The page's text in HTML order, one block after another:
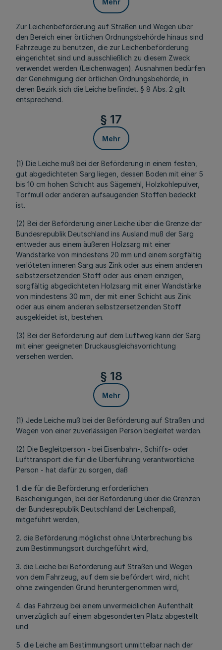
Zur Leichenbeförderung auf Straßen und Wegen über
den Bereich einer örtlichen Ordnungsbehörde hinaus sind
Fahrzeuge zu benutzen, die zur Leichenbeförderung
eingerichtet sind und ausschließlich zu diesem Zweck
verwendet werden (Leichenwagen). Ausnahmen bedürfen
der Genehmigung der örtlichen Ordnungsbehörde, in
deren Bezirk sich die Leiche befindet. § 8 Abs. 2 gilt
entsprechend.
§ 17
Mehr
(1) Die Leiche muß bei der Beförderung in einem festen,
gut abgedichteten Sarg liegen, dessen Boden mit einer 5
bis 10 cm hohen Schicht aus Sägemehl, Holzkohlepulver,
Torfmull oder anderen aufsaugenden Stoffen bedeckt
ist.
(2) Bei der Beförderung einer Leiche über die Grenze der
Bundesrepublik Deutschland ins Ausland muß der Sarg
entweder aus einem äußeren Holzsarg mit einer
Wandstärke von mindestens 20 mm und einem sorgfältig
verlöteten inneren Sarg aus Zink oder aus einem anderen
selbstzersetzenden Stoff oder aus einem einzigen,
sorgfältig abgedichteten Holzsarg mit einer Wandstärke
von mindestens 30 mm, der mit einer Schicht aus Zink
oder aus einem anderen selbstzersetzenden Stoff
ausgekleidet ist, bestehen.
(3) Bei der Beförderung auf dem Luftweg kann der Sarg
mit einer geeigneten Druckausgleichsvorrichtung
versehen werden.
§ 18
Mehr
(1) Jede Leiche muß bei der Beförderung auf Straßen und
Wegen von einer zuverlässigen Person begleitet werden.
(2) Die Begleitperson - bei Eisenbahn-, Schiffs- oder
Lufttransport die für die Überführung verantwortliche
Person - hat dafür zu sorgen, daß
1. die für die Beförderung erforderlichen
Bescheinigungen, bei der Beförderung über die Grenzen
der Bundesrepublik Deutschland der Leichenpaß,
mitgeführt werden,
2. die Beförderung möglichst ohne Unterbrechung bis
zum Bestimmungsort durchgeführt wird,
3. die Leiche bei Beförderung auf Straßen und Wegen
von dem Fahrzeug, auf dem sie befördert wird, nicht
ohne zwingenden Grund heruntergenommen wird,
4. das Fahrzeug bei einem unvermeidlichen Aufenthalt
unverzüglich auf einem abgesonderten Platz abgestellt
und
5. die Leiche am Bestimmungsort unmittelbar nach der